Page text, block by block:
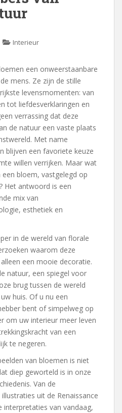
Interieur
een onweerstaanbare
mens. Ze zijn de stille
levensmomenten: van
tot liefdesverklaringen en
verrassing dat deze
de natuur een vaste plaats
Met name
blijven een favoriete keuze
willen verrijken. Maar wat
bloem, vastgelegd op
Het antwoord is een
mix van
esthetiek en
in de wereld van florale
waarom deze
een mooie decoratie.
natuur, een spiegel voor
brug tussen de wereld
huis. Of u nu een
bent of simpelweg op
om uw interieur meer leven
van een
te negeren.
van bloemen is niet
diep geworteld is in onze
Van de
uit de Renaissance
van vandaag,